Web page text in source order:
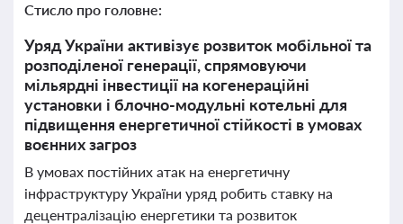
Стисло про головне:
Уряд України активізує розвиток мобільної та
розподіленої генерації, спрямовуючи
мільярдні інвестиції на когенераційні
установки і блочно-модульні котельні для
підвищення енергетичної стійкості в умовах
воєнних загроз
В умовах постійних атак на енергетичну
інфраструктуру України уряд робить ставку на
децентралізацію енергетики та розвиток